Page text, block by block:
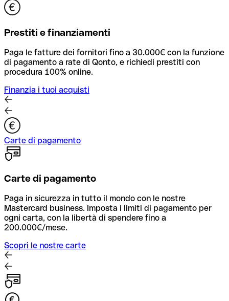
Prestiti e finanziamenti
Paga le fatture dei fornitori fino a 30.000€ con la funzione
di pagamento a rate di Qonto, e richiedi prestiti con
procedura 100% online.
Finanzia i tuoi acquisti
Carte di pagamento
Carte di pagamento
Paga in sicurezza in tutto il mondo con le nostre
Mastercard business. Imposta i limiti di pagamento per
ogni carta, con la libertà di spendere fino a
200.000€/mese.
Scopri le nostre carte